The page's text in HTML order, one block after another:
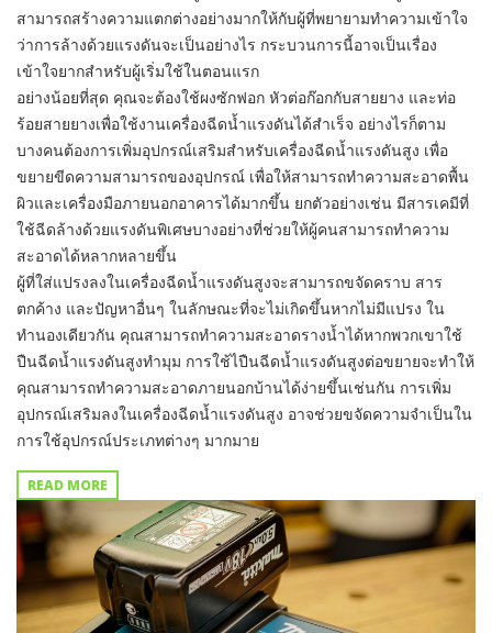
สามารถสร้างความแตกต่างอย่างมากให้กับผู้ที่พยายามทำความเข้าใจ
ว่าการล้างด้วยแรงดันจะเป็นอย่างไร กระบวนการนี้อาจเป็นเรื่อง
เข้าใจยากสำหรับผู้เริ่มใช้ในตอนแรก
อย่างน้อยที่สุด คุณจะต้องใช้ผงซักฟอก หัวต่อก๊อกกับสายยาง และท่อ
ร้อยสายยางเพื่อใช้งานเครื่องฉีดน้ำแรงดันได้สำเร็จ อย่างไรก็ตาม
บางคนต้องการเพิ่มอุปกรณ์เสริมสำหรับเครื่องฉีดน้ำแรงดันสูง เพื่อ
ขยายขีดความสามารถของอุปกรณ์ เพื่อให้สามารถทำความสะอาดพื้น
ผิวและเครื่องมือภายนอกอาคารได้มากขึ้น ยกตัวอย่างเช่น มีสารเคมีที่
ใช้ฉีดล้างด้วยแรงดันพิเศษบางอย่างที่ช่วยให้ผู้คนสามารถทำความ
สะอาดได้หลากหลายขึ้น
ผู้ที่ใส่แปรงลงในเครื่องฉีดน้ำแรงดันสูงจะสามารถขจัดคราบ สาร
ตกค้าง และปัญหาอื่นๆ ในลักษณะที่จะไม่เกิดขึ้นหากไม่มีแปรง ใน
ทำนองเดียวกัน คุณสามารถทำความสะอาดรางน้ำได้หากพวกเขาใช้
ปืนฉีดน้ำแรงดันสูงทำมุม การใช้ไปืนฉีดน้ำแรงดันสูงต่อขยายจะทำให้
คุณสามารถทำความสะอาดภายนอกบ้านได้ง่ายขึ้นเช่นกัน การเพิ่ม
อุปกรณ์เสริมลงในเครื่องฉีดน้ำแรงดันสูง อาจช่วยขจัดความจำเป็นใน
การใช้อุปกรณ์ประเภทต่างๆ มากมาย
READ MORE